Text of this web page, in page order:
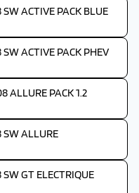
ACTIVE PACK BLUE
ACTIVE PACK PHEV
ALLURE PACK 1.2
SW ALLURE
GT ELECTRIQUE